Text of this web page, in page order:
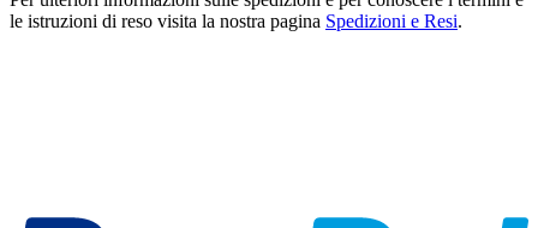
le istruzioni di reso visita la nostra pagina Spedizioni e Resi.